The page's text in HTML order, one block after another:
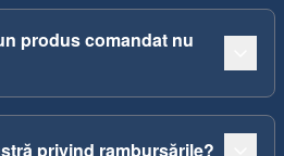
produs comandat nu
privind rambursările?